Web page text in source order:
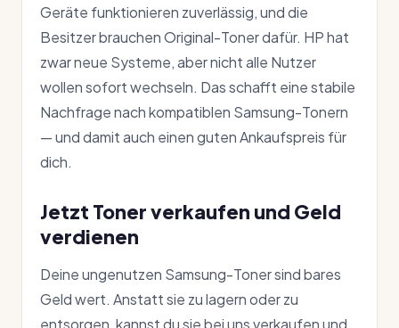
Geräte funktionieren zuverlässig, und die
Besitzer brauchen Original-Toner dafür. HP hat
zwar neue Systeme, aber nicht alle Nutzer
wollen sofort wechseln. Das schafft eine stabile
Nachfrage nach kompatiblen Samsung-Tonern
— und damit auch einen guten Ankaufspreis für
dich.
Jetzt Toner verkaufen und Geld
verdienen
Deine ungenutzen Samsung-Toner sind bares
Geld wert. Anstatt sie zu lagern oder zu
entsorgen, kannst du sie bei uns verkaufen und